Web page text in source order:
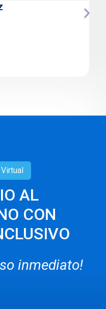
Virtual
AL
CON
inmediato!